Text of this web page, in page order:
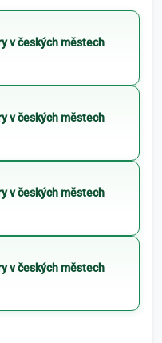
v českých městech
v českých městech
v českých městech
v českých městech